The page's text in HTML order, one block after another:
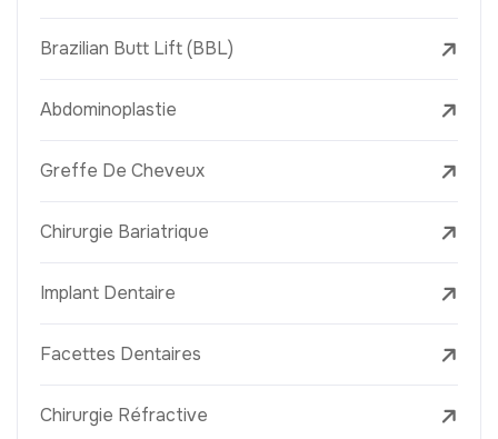
Brazilian Butt Lift (BBL)
Abdominoplastie
Greffe De Cheveux
Chirurgie Bariatrique
Implant Dentaire
Facettes Dentaires
Chirurgie Réfractive